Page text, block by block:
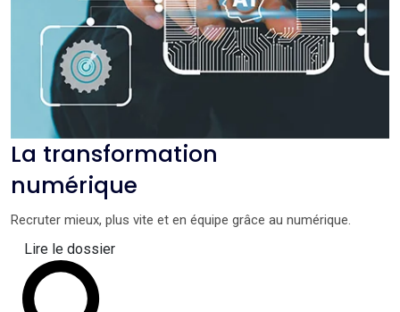
La transformation
numérique
Recruter mieux, plus vite et en équipe grâce au numérique.
Lire le dossier